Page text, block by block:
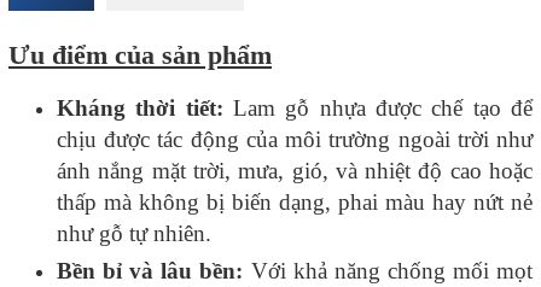
Ưu điểm của sản phẩm
Kháng thời tiết: Lam gỗ nhựa được chế tạo để
chịu được tác động của môi trường ngoài trời như
ánh nắng mặt trời, mưa, gió, và nhiệt độ cao hoặc
thấp mà không bị biến dạng, phai màu hay nứt nẻ
như gỗ tự nhiên.
Bền bỉ và lâu bền: Với khả năng chống mối mọt